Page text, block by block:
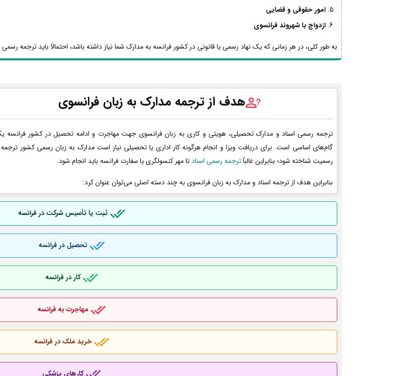
امور حقوقی و قضایی
ازدواج با شهروند فرانسوی
به طور کلی، در هر زمانی که یک نهاد رسمی یا قانونی در کشور فرانسه به مدارک شما نیاز داشته باشد، احتمالاً باید ترجمه رسمی
هدف از ترجمه مدارک به زبان فرانسوی
ترجمه رسمی اسناد و مدارک تحصیلی، هویتی و کاری به زبان فرانسوی جهت مهاجرت و ادامه تحصیل در کشور فرانسه
گام‌های اساسی است. برای دریافت ویزا و انجام هرگونه کار اداری یا تحصیلی نیاز است مدارک به زبان رسمی کشور
رسمیت شناخته شود؛ بنابراین غالباًترجمه رسمی اسنادتا مهر کنسولگری یا سفارت فرانسه باید انجام شود.
بنابراین هدف از ترجمه اسناد و مدارک به زبان فرانسوی به چند دسته اصلی می‌توان عنوان کرد:
ثبت یا تأسیس شرکت در فرانسه
تحصیل در فرانسه
کار در فرانسه
مهاجرت به فرانسه
خرید ملک در فرانسه
کارهای پزشکی